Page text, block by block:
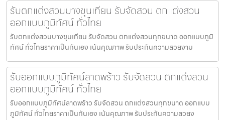
รับตกแต่งสวนบางขุนเทียน รับจัดสวน ตกแต่งสวน
ออกแบบภูมิทัศน์ ทั่วไทย
รับตกแต่งสวนบางขุนเทียน รับจัดสวน ตกแต่งสวนทุกขนาด ออกแบบภูมิ
ทัศน์ ทั่วไทยราคาเป็นกันเอง เน้นคุณภาพ รับประกันความสวยงาม
รับออกแบบภูมิทัศน์ลาดพร้าว รับจัดสวน ตกแต่งสวน
ออกแบบภูมิทัศน์ ทั่วไทย
รับออกแบบภูมิทัศน์ลาดพร้าว รับจัดสวน ตกแต่งสวนทุกขนาด ออกแบบ
ภูมิทัศน์ ทั่วไทยราคาเป็นกันเอง เน้นคุณภาพ รับประกันความสวยง